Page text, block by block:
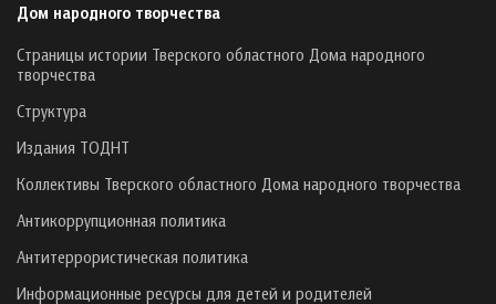
Дом народного творчества
Страницы истории Тверского областного Дома народного
творчества
Структура
Издания ТОДНТ
Коллективы Тверского областного Дома народного творчества
Антикоррупционная политика
Антитеррористическая политика
Информационные ресурсы для детей и родителей